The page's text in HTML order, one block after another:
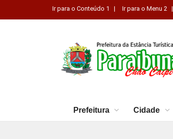
Ir para o Conteúdo 1 | Ir para o Menu 2 |
Prefeitura Cidade